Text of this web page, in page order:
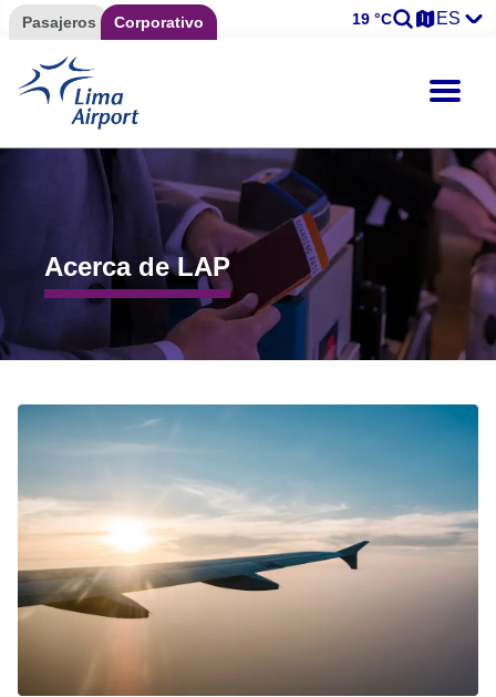
Pasajeros Corporativo 19 °C ES
Acerca de LAP